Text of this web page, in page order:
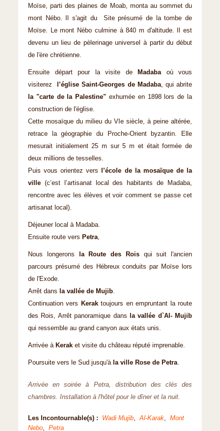
Moïse, parti des plaines de Moab, monta au sommet du
mont Nébo. Il s'agit du Site présumé de la tombe de
Moïse. Le mont Nébo culmine à 840 m d'altitude. Il est
devenu un lieu de pèlerinage universel à partir du début
de l'ère chrétienne.
Ensuite départ pour la visite de Madabaoù vous
visiterez
l’église Saint-Georges de Madaba, qui abrite
la "carte de la Palestine" exhumée en 1898 lors de la
construction de l'église.
Cette mosaïque du milieu du VIe siècle, à peine altérée,
retrace la géographie du Proche-Orient byzantin. Elle
mesurait initialement 25 m sur 5 m et était formée de
deux millions de tesselles.
Puis vous orientez vers
l’école de la mosaïque de la
ville (c’est l’artisanat local des habitants de Madaba,
rencontre avec les élèves et voir comment se passe cet
artisanat local).
Déjeuner local à Madaba.
Ensuite route vers Petra,
Nous longerons la Route des Roisqui suit l'ancien
parcours présumé des Hébreux conduits par Moïse lors
de l'Exode.
Arrêt dans
la vallée de Mujib.
Continuation vers
Keraktoujours en empruntant la route
des Rois, Arrêt panoramique dans
la vallée d`Al- Mujib
qui ressemble au grand canyon aux états unis.
Arrivée à Kerak et visite du château réputé imprenable.
Poursuite vers le Sud jusqu'à la ville Rose de Petra.
Arrivée en soirée à Petra, distribution des clés des
chambres. Installation à l'hôtel pour le dîner et la nuit.
Les Incontournable(s) : Wadi Mujib,Al-Karak, Mont
Nebo, Petra